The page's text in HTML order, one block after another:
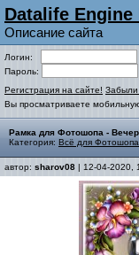
Datalife Engine
Описание сайта
Логин:
Пароль:
Регистрация на сайте! Забыли
Вы просматриваете
Рамка для Фотошопа -
Категория: Всё для Фотошопа
автор: sharov08 | 12-04-2020,